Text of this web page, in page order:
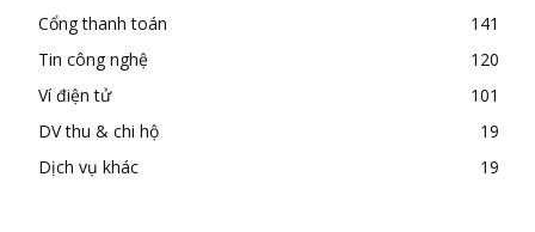
Cổng thanh toán
141
Tin công nghệ
120
Ví điện tử
101
DV thu & chi hộ
19
Dịch vụ khác
19